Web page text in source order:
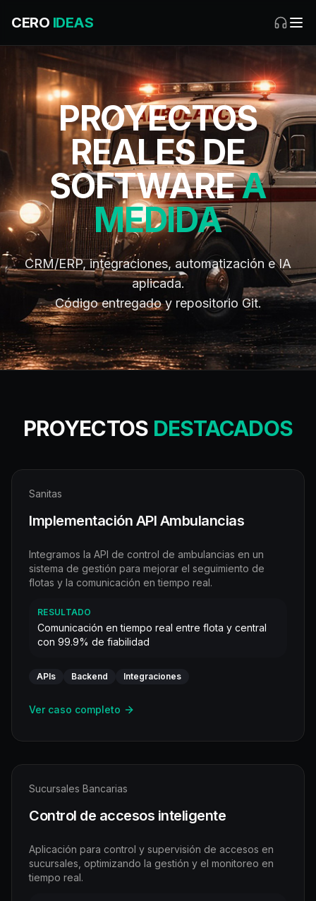
CERO IDEAS
PROYECTOS
REALES DE
SOFTWAREA
MEDIDA
CRM/ERP, integraciones, automatización e IA
aplicada.
Código entregado y repositorio Git.
PROYECTOS DESTACADOS
Sanitas
Implementación API Ambulancias
Integramos la API de control de ambulancias en un
sistema de gestión para mejorar el seguimiento de
flotas y la comunicación en tiempo real.
RESULTADO
Comunicación en tiempo real entre flota y central
con 99.9% de fiabilidad
APIs Backend Integraciones
Ver caso completo
Sucursales Bancarias
Control de accesos inteligente
Aplicación para control y supervisión de accesos en
sucursales, optimizando la gestión y el monitoreo en
tiempo real.